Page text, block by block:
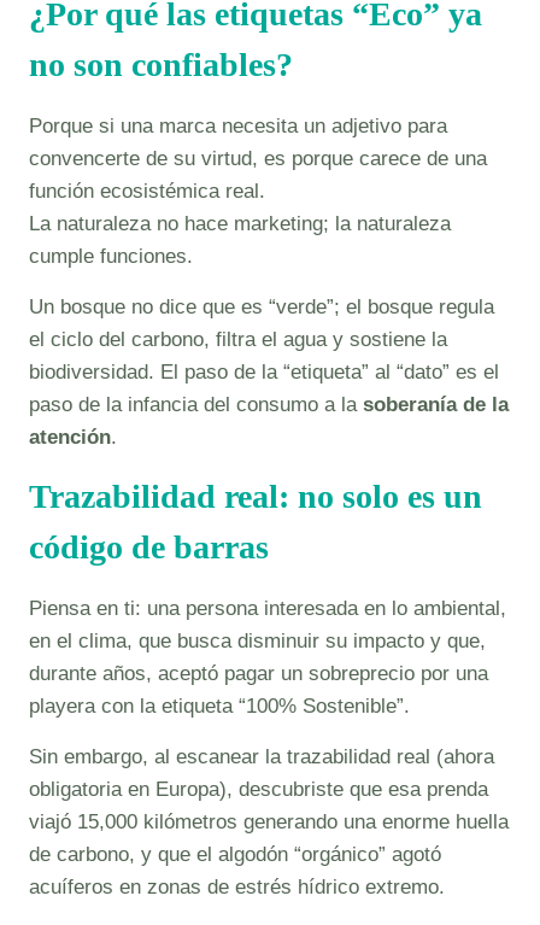
¿Por qué las etiquetas “Eco” ya
no son confiables?
Porque si una marca necesita un adjetivo para
convencerte de su virtud, es porque carece de una
función ecosistémica real.
La naturaleza no hace marketing; la naturaleza
cumple funciones.
Un bosque no dice que es “verde”; el bosque regula
el ciclo del carbono, filtra el agua y sostiene la
biodiversidad. El paso de la “etiqueta” al “dato” es el
paso de la infancia del consumo a la soberanía de la
atención.
Trazabilidad real: no solo es un
código de barras
Piensa en ti: una persona interesada en lo ambiental,
en el clima, que busca disminuir su impacto y que,
durante años, aceptó pagar un sobreprecio por una
playera con la etiqueta “100% Sostenible”.
Sin embargo, al escanear la trazabilidad real (ahora
obligatoria en Europa), descubriste que esa prenda
viajó 15,000 kilómetros generando una enorme huella
de carbono, y que el algodón “orgánico” agotó
acuíferos en zonas de estrés hídrico extremo.